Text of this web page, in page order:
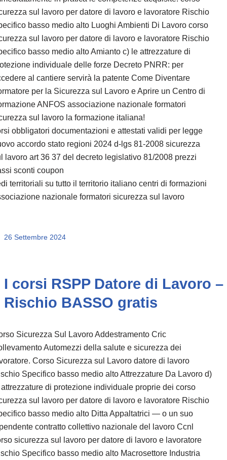
sul lavoro per datore di lavoro e lavoratore Rischio
basso medio alto Luoghi Ambienti Di Lavoro corso
sul lavoro per datore di lavoro e lavoratore Rischio
basso medio alto Amianto c) le attrezzature di
individuale delle forze Decreto PNRR: per
al cantiere servirà la patente Come Diventare
per la Sicurezza sul Lavoro e Aprire un Centro di
ANFOS associazione nazionale formatori
sul lavoro la formazione italiana!
obbligatori documentazioni e attestati validi per legge
accordo stato regioni 2024 d-lgs 81-2008 sicurezza
lavoro art 36 37 del decreto legislativo 81/2008 prezzi
sconti coupon
territoriali su tutto il territorio italiano centri di formazioni
nazionale formatori sicurezza sul lavoro
26 Settembre 2024
I corsi RSPP Datore di Lavoro –
Rischio BASSO gratis
Sicurezza Sul Lavoro Addestramento Cric
Automezzi della salute e sicurezza dei
Corso Sicurezza sul Lavoro datore di lavoro
Specifico basso medio alto Attrezzature Da Lavoro d)
di protezione individuale proprie dei corso
sul lavoro per datore di lavoro e lavoratore Rischio
basso medio alto Ditta Appaltatrici — o un suo
contratto collettivo nazionale del lavoro Ccnl
sicurezza sul lavoro per datore di lavoro e lavoratore
Specifico basso medio alto Macrosettore Industria